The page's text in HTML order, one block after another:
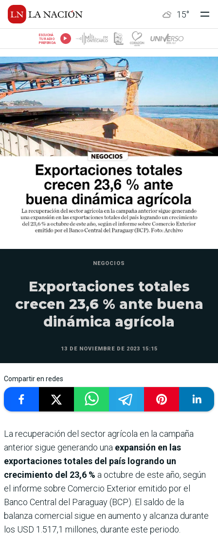
15°
ESCUCHÁ
TU RADIO
PREFERIDA
NEGOCIOS
Exportaciones totales
crecen 23,6 % ante buena
dinámica agrícola
13 DE NOVIEMBRE DE 2023 15:15
Compartir en redes
La recuperación del sector agrícola en la campaña
anterior sigue generando una expansión en las
exportaciones totales del país logrando un
crecimiento del 23,6 % a octubre de este año, según
el informe sobre Comercio Exterior emitido por el
Banco Central del Paraguay (BCP). El saldo de la
balanza comercial sigue en aumento y alcanza durante
los USD 1.517,1 millones, durante este periodo.